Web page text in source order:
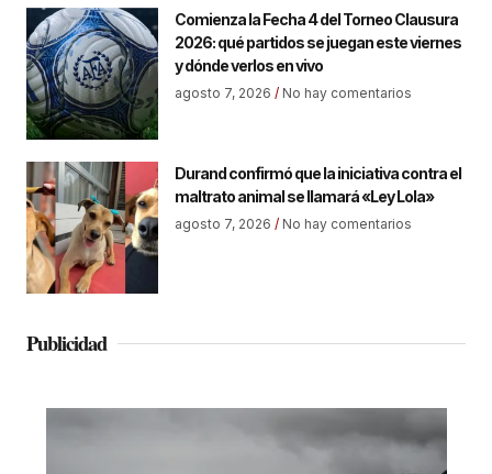
Comienza la Fecha 4 del Torneo Clausura
2026: qué partidos se juegan este viernes
y dónde verlos en vivo
agosto 7, 2026 No hay comentarios
Durand confirmó que la iniciativa contra el
maltrato animal se llamará «Ley Lola»
agosto 7, 2026 No hay comentarios
Publicidad